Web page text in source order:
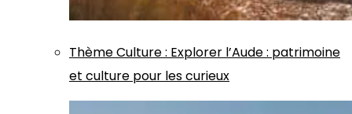
ThèmeCulture: Explorer l’Aude : patrimoine
et culture pour les curieux